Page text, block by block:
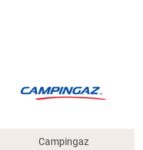
Campingaz